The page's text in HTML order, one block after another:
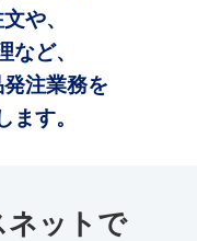
や、
など、
注業務を
ます。
ネットで